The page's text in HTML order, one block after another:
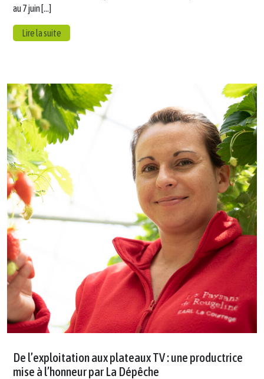
au 7 juin […]
Lire la suite
De l’exploitation aux plateaux TV : une productrice
mise à l’honneur par La Dépêche